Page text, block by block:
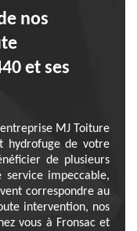
nos
et ses
MJ Toiture
hydrofuge de votre
de plusieurs
service impeccable,
correspondre au
intervention, nos
vous à Fronsac et